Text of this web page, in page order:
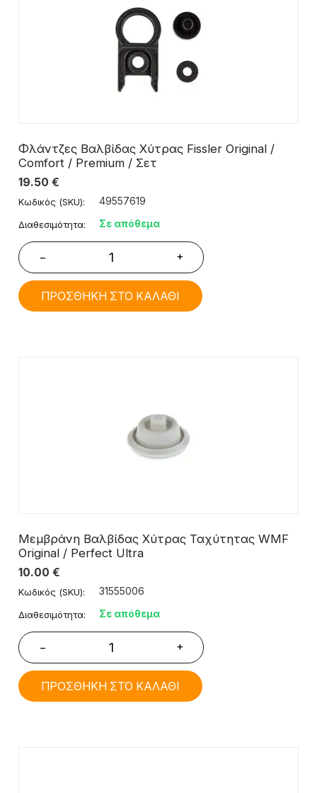
Φλάντζες Βαλβίδας Χύτρας Fissler Original /
Comfort / Premium / Σετ
19.50 €
Κωδικός (SKU): 49557619
Διαθεσιμότητα: Σε απόθεμα
− +
ΠΡΟΣΘΗΚΗ ΣΤΟ ΚΑΛΑΘΙ
Μεμβράνη Βαλβίδας Χύτρας Ταχύτητας WMF
Original / Perfect Ultra
10.00 €
Κωδικός (SKU): 31555006
Διαθεσιμότητα: Σε απόθεμα
− +
ΠΡΟΣΘΗΚΗ ΣΤΟ ΚΑΛΑΘΙ